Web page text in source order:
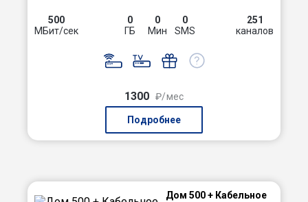
500
МБит/сек
0
ГБ
0
Мин
0
SMS
251
каналов
1300 ₽/мес
Подробнее
Дом 500 + Кабельное